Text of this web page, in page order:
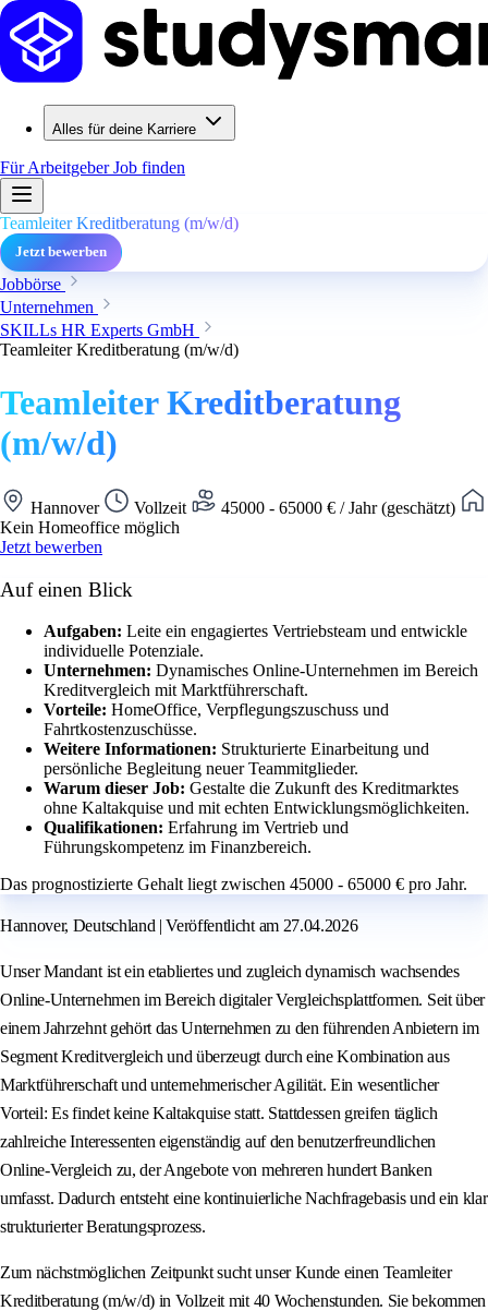
Alles für deine Karriere
Für ArbeitgeberJob finden
Teamleiter Kreditberatung (m/w/d)
Jetzt bewerben
Jobbörse
Unternehmen
SKILLs HR Experts GmbH
Teamleiter Kreditberatung (m/w/d)
Teamleiter Kreditberatung
(m/w/d)
Hannover Vollzeit
45000 - 65000 € / Jahr (geschätzt)
Kein Homeoffice möglich
Jetzt bewerben
Auf einen Blick
Aufgaben: Leite ein engagiertes Vertriebsteam und entwickle
individuelle Potenziale.
Unternehmen: Dynamisches Online-Unternehmen im Bereich
Kreditvergleich mit Marktführerschaft.
Vorteile: HomeOffice, Verpflegungszuschuss und
Fahrtkostenzuschüsse.
Weitere Informationen: Strukturierte Einarbeitung und
persönliche Begleitung neuer Teammitglieder.
Warum dieser Job: Gestalte die Zukunft des Kreditmarktes
ohne Kaltakquise und mit echten Entwicklungsmöglichkeiten.
Qualifikationen: Erfahrung im Vertrieb und
Führungskompetenz im Finanzbereich.
Das prognostizierte Gehalt liegt zwischen 45000 - 65000 € pro Jahr.
Hannover, Deutschland | Veröffentlicht am 27.04.2026
Unser Mandant ist ein etabliertes und zugleich dynamisch wachsendes
Online-Unternehmen im Bereich digitaler Vergleichsplattformen. Seit über
einem Jahrzehnt gehört das Unternehmen zu den führenden Anbietern im
Segment Kreditvergleich und überzeugt durch eine Kombination aus
Marktführerschaft und unternehmerischer Agilität. Ein wesentlicher
Vorteil: Es findet keine Kaltakquise statt. Stattdessen greifen täglich
zahlreiche Interessenten eigenständig auf den benutzerfreundlichen
Online-Vergleich zu, der Angebote von mehreren hundert Banken
umfasst. Dadurch entsteht eine kontinuierliche Nachfragebasis und ein klar
strukturierter Beratungsprozess.
Zum nächstmöglichen Zeitpunkt sucht unser Kunde einen Teamleiter
Kreditberatung (m/w/d) in Vollzeit mit 40 Wochenstunden. Sie bekommen